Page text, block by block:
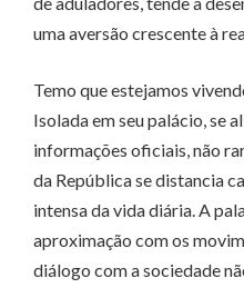
uma aversão crescente à
Temo que estejamos
Isolada em seu palácio, se
informações oficiais, não
da República se distancia
intensa da vida diária. A
aproximação com os
diálogo com a sociedade